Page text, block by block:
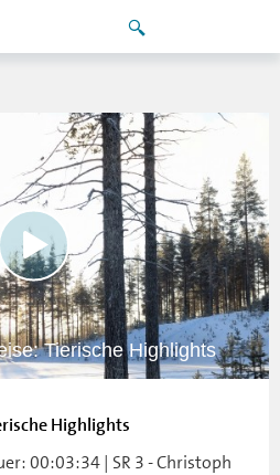
Tierische Highlights
Highlights
00:03:34 | SR 3 - Christoph